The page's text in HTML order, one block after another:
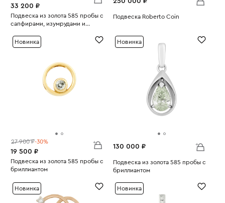
33 200 ₽
Подвеска из золота 585 пробы с
сапфирами, изумрудами и
Подвеска Roberto Coin
Новинка
27 900 ₽-30%
19 500 ₽
Подвеска из золота 585 пробы с
бриллиантом
Новинка
130 000 ₽
Подвеска из золота 585 пробы с
бриллиантом
Новинка Новинка